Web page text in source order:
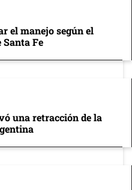
el manejo según el
Santa Fe
una retracción de la